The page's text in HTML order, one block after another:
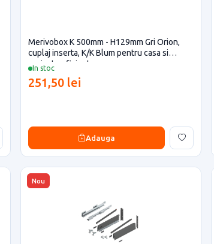
In stoc
Merivobox K 500mm - H129mm Gri Orion,
cuplaj inserta, K/K Blum pentru casa si
proiecte eficiente
251,50 lei
Adauga
Nou